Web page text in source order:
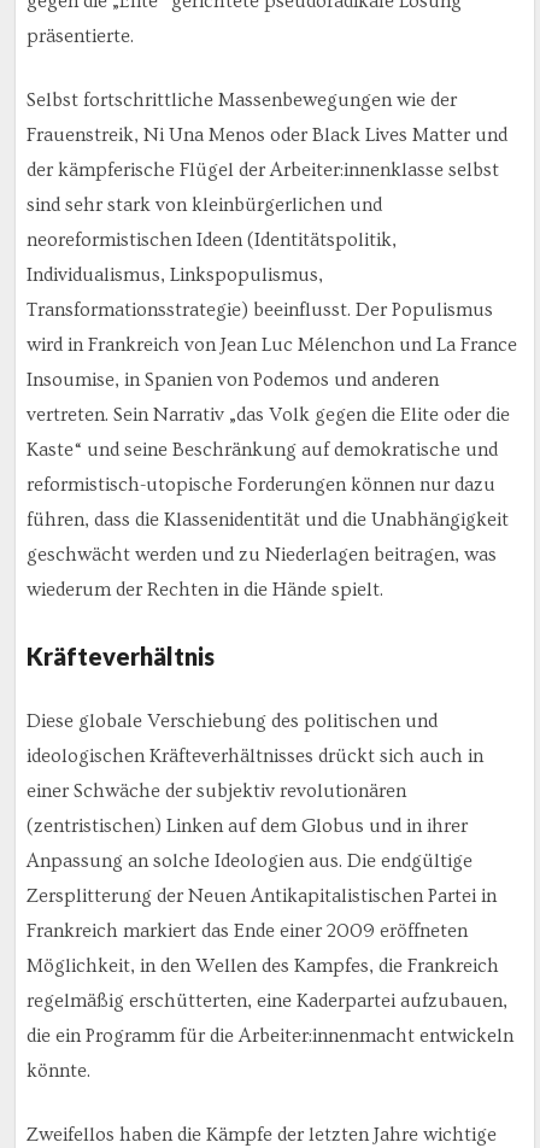
präsentierte.
Selbst fortschrittliche Massenbewegungen wie der
Frauenstreik, Ni Una Menos oder Black Lives Matter und
der kämpferische Flügel der Arbeiter:innenklasse selbst
sind sehr stark von kleinbürgerlichen und
neoreformistischen Ideen (Identitätspolitik,
Individualismus, Linkspopulismus,
Transformationsstrategie) beeinflusst. Der Populismus
wird in Frankreich von Jean Luc Mélenchon und La France
Insoumise, in Spanien von Podemos und anderen
vertreten. Sein Narrativ „das Volk gegen die Elite oder die
Kaste“ und seine Beschränkung auf demokratische und
reformistisch-utopische Forderungen können nur dazu
führen, dass die Klassenidentität und die Unabhängigkeit
geschwächt werden und zu Niederlagen beitragen, was
wiederum der Rechten in die Hände spielt.
Kräfteverhältnis
Diese globale Verschiebung des politischen und
ideologischen Kräfteverhältnisses drückt sich auch in
einer Schwäche der subjektiv revolutionären
(zentristischen) Linken auf dem Globus und in ihrer
Anpassung an solche Ideologien aus. Die endgültige
Zersplitterung der Neuen Antikapitalistischen Partei in
Frankreich markiert das Ende einer 2009 eröffneten
Möglichkeit, in den Wellen des Kampfes, die Frankreich
regelmäßig erschütterten, eine Kaderpartei aufzubauen,
die ein Programm für die Arbeiter:innenmacht entwickeln
könnte.
Zweifellos haben die Kämpfe der letzten Jahre wichtige